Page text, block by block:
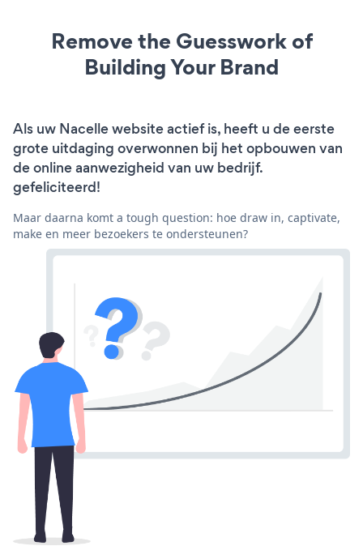
Remove the Guesswork of
Building Your Brand
Als uw Nacelle website actief is, heeft u de eerste
grote uitdaging overwonnen bij het opbouwen van
de online aanwezigheid van uw bedrijf.
gefeliciteerd!
Maar daarna komt a tough question: hoe draw in, captivate,
make en meer bezoekers te ondersteunen?